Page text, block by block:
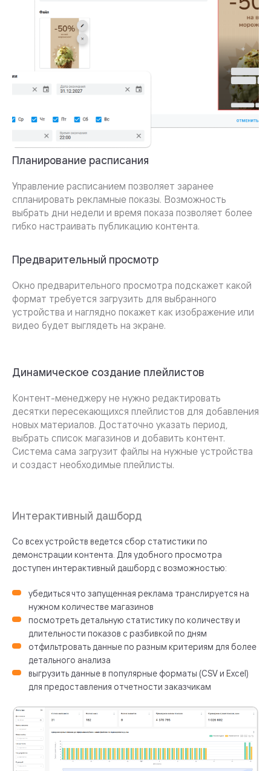
Планирование расписания
Управление расписанием позволяет заранее
спланировать рекламные показы. Возможность
выбрать дни недели и время показа позволяет более
гибко настраивать публикацию контента.
Предварительный просмотр
Окно предварительного просмотра подскажет какой
формат требуется загрузить для выбранного
устройства и наглядно покажет как изображение или
видео будет выглядеть на экране.
Динамическое создание плейлистов
Контент-менеджеру не нужно редактировать
десятки пересекающихся плейлистов для добавления
новых материалов. Достаточно указать период,
выбрать список магазинов и добавить контент.
Система сама загрузит файлы на нужные устройства
и создаст необходимые плейлисты.
Интерактивный дашборд
Со всех устройств ведется сбор статистики по
демонстрации контента. Для удобного просмотра
доступен интерактивный дашборд с возможностью:
убедиться что запущенная реклама транслируется на
нужном количестве магазинов
посмотреть детальную статистику по количеству и
длительности показов с разбивкой по дням
отфильтровать данные по разным критериям для более
детального анализа
выгрузить данные в популярные форматы (CSV и Excel)
для предоставления отчетности заказчикам